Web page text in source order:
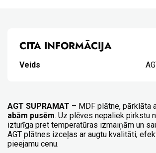
CITA INFORMĀCIJA
Veids
AGT SUPRAMAT – MDF plātne, pārklāta
abām pusēm. Uz plēves nepaliek pirkstu
izturīga pret temperatūras izmaiņām un
AGT plātnes izceļas ar augtu kvalitāti,
pieejamu cenu.